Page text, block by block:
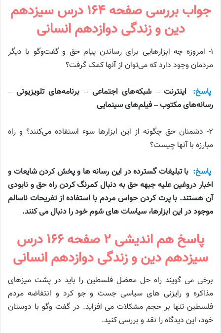
جواب بررسی صفحه ۱۶۴ درس سیزدهم
دین و زندگی دوازدهم انسانی
۱- امروزه چه ابزارهایی برای رساندن پیام حق و گفت‌وگو با دیگر
مردمان وجود دارد که می‌توان از آنها کمک گرفت؟
پاسخ: اینترنت – شبکه‌های اجتماعی – برنامه‌های تلویزیونی –
رسانه‌های مکتوب – فیلم‌های سینمایی
۲- دشمنان حق چگونه از این ابزارها سوء استفاده می‌کنند؟ و راه
مبارزه با آنها چیست؟
پاسخ: با تبلیغات گسترده در این رسانه ها و پخش کردن شایعات و
اخبار دروغین علیه جبهه حق به دنبال کمرنگ کردن راه حق و نابودی
آن هستند. با پرت کردن حواس مردم با استفاده از تفریحات ناسالم
موجود در این ابزارها، سیاسات های شوم خود را دنبال می کنند.
پاسخ هم اندیشی ۲ صفحه ۱۶۶ درس
سیزدهم دین و زندگی دوازدهم انسانی
برخی می گويند راه حل معضل فلسطين را بايد در پشت ميزهای
مذاكره و رايزنی های سياسی جست و جو كرد و انتفاضه مردم
فلسطين تنها بر حجم مشكلات می افزايد. در گفت وگو با دوستان
خود، اين ديدگاه را نقد و بررسی كنيد.